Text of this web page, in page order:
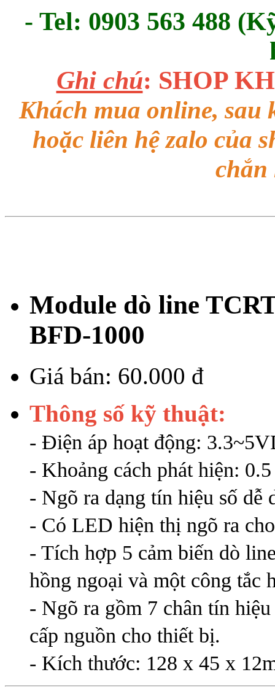
- Tel: 0903 563 488
Ghi chú: SHOP
Khách mua online,
hoặc liên hệ zalo của
chắn
Module dò line
BFD-1000
Giá bán: 60.000 đ
Thông số kỹ thuật:
- Điện áp hoạt động:
- Khoảng cách phát hiện:
- Ngõ ra dạng tín hiệu số dễ
- Có LED hiện thị ngõ ra
- Tích hợp 5 cảm biến dò
hồng ngoại và một công tắc
- Ngõ ra gồm 7 chân tín
cấp nguồn cho thiết bị.
- Kích thước: 128 x 45 x